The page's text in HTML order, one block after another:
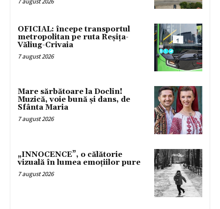
OFICIAL: începe transportul
metropolitan pe ruta Reșița-
Văliug-Crivaia
7 august 2026
Mare sărbătoare la Doclin!
Muzică, voie bună și dans, de
Sfânta Maria
7 august 2026
„INNOCENCE”, o călătorie
vizuală în lumea emoțiilor pure
7 august 2026